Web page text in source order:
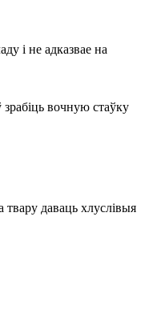
і не адказвае на
вочную стаўку
твару даваць хлуслівыя